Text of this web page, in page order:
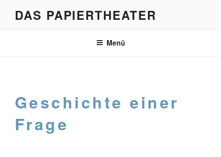
DAS PAPIERTHEATER
Menü
Geschichte einer
Frage